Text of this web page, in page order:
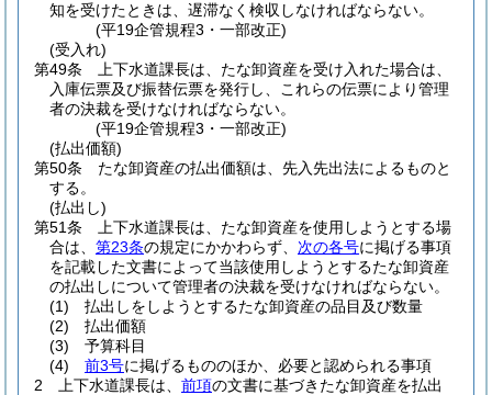
知を受けたときは、遅滞なく検収しなければならない。
(平19企管規程3・一部改正)
(受入れ)
第49条
上下水道課長は、たな卸資産を受け入れた場合は、
入庫伝票及び振替伝票を発行し、これらの伝票により管理
者の決裁を受けなければならない。
(平19企管規程3・一部改正)
(払出価額)
第50条
たな卸資産の払出価額は、先入先出法によるものと
する。
(払出し)
第51条
上下水道課長は、たな卸資産を使用しようとする場
合は、 第23条の規定にかかわらず、 次の各号に掲げる事項
を記載した文書によって当該使用しようとするたな卸資産
の払出しについて管理者の決裁を受けなければならない。
(1)
払出しをしようとするたな卸資産の品目及び数量
(2)
払出価額
(3)
予算科目
(4)
前3号に掲げるもののほか、必要と認められる事項
2
上下水道課長は、 前項の文書に基づきたな卸資産を払出